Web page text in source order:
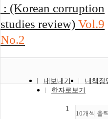
: (Korean corruption
studies review) Vol.9
No.2
내보내기
내책장
한자로보기
10개씩 출
1